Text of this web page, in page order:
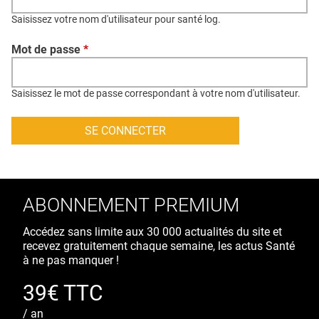
CONTACT
CRÉDITS
Saisissez votre nom d'utilisateur pour santé log.
Mot de passe *
Saisissez le mot de passe correspondant à votre nom d'utilisateur.
ABONNEMENT PREMIUM
Accédez sans limite aux 30 000 actualités du site et
recevez gratuitement chaque semaine, les actus Santé
à ne pas manquer !
39€ TTC
/ an